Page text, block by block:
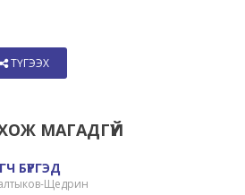
ТҮГЭЭХ
МАГАДГҮЙ
БҮРГЭД
Щедрин